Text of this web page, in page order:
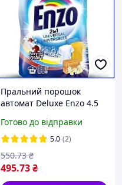
Пральний порошок
автомат Deluxe Enzo 4.5
кольорової та білої
білизни універсальний
Готово до відправки
5.0 (2)
495.73₴
550.73 ₴